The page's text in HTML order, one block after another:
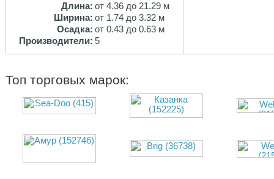
Длина: от 4.36 до 21.29 м
Ширина: от 1.74 до 3.32 м
Осадка: от 0.43 до 0.63 м
Производители: 5
Топ торговых марок: